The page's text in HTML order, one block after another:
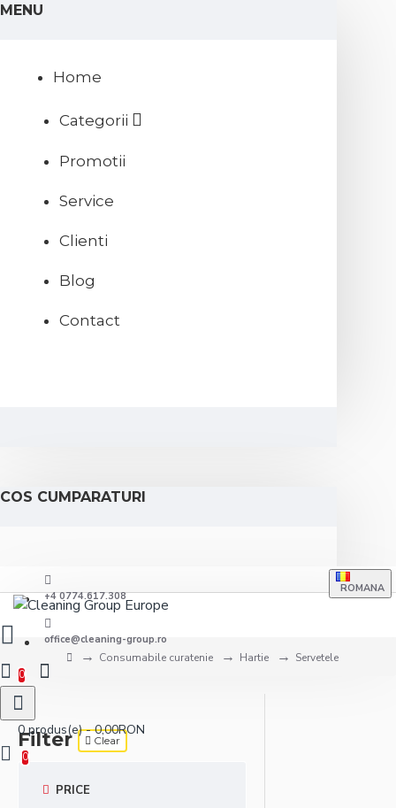
MENU
Home
Categorii
Promotii
Service
Clienti
Blog
Contact
COS CUMPARATURI
+4 0774.617.308
office@cleaning-group.ro
ROMANA
0
0 produs(e) - 0,00RON
0
Consumabile curatenie Hartie Servetele
Filter Clear
PRICE